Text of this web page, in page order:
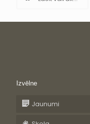
Izvēlne
Jaunumi